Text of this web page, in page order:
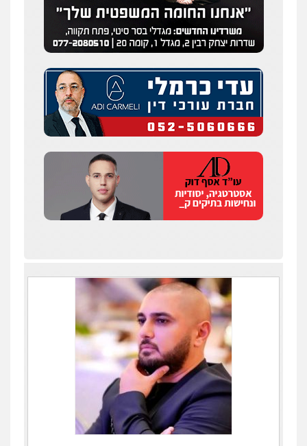
עו"ד איהאב ג'לג'ולי
פלילי מעצרים וחקירות עורכי דין לענייני
אסירים
0505216700
אייל בן שושן, עורך דין פלילי
פלילי מעצרים וחקירות פשיעה חמורה
נוער רישום פלילי
0522763105
עו"ד שלומי שרון
פלילי מעצרים וחקירות
0547342002
0525544654
עו"ד זוהר ארבל
פלילי פשיעה חמורה מעצרים וחקירות
קטינים
0538788878
עו"ד שלי גורביץ – לוי
משפט פלילי פשיעה חמורה מעצרים
וחקירות צבאי תעבורה
0544218336